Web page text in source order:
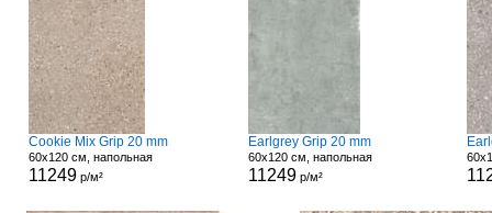
Cookie Mix Grip 20 mm
60x120 см, напольная
11249 р/м²
Earlgrey Grip 20 mm
60x120 см, напольная
11249р/м²